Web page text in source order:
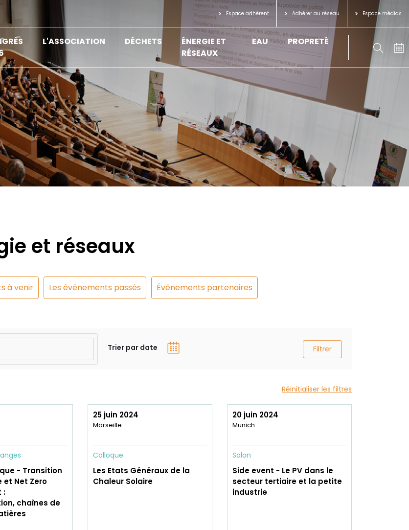
Espace adhérent Adhérer au réseau Espace médias
L'ASSOCIATION DÉCHETS
ÉNERGIE ET
RÉSEAUX
EAU PROPRETÉ
et réseaux
à venir Les événements passés Événements partenaires
Trier par date Filtrer
Réinitialiser les filtres
- Transition
et Net Zero
:
chaînes de
25 juin 2024
Marseille
Colloque
Les Etats Généraux de la
Chaleur Solaire
20 juin 2024
Munich
Salon
Side event - Le PV dans le
secteur tertiaire et la petite
industrie